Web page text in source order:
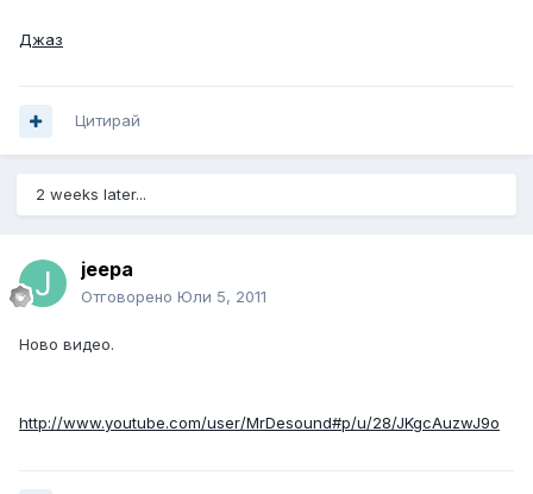
Джаз
Цитирай
2 weeks later...
jeepa
Отговорено Юли 5, 2011
Ново видео.
http://www.youtube.com/user/MrDesound#p/u/28/JKgcAuzwJ9o